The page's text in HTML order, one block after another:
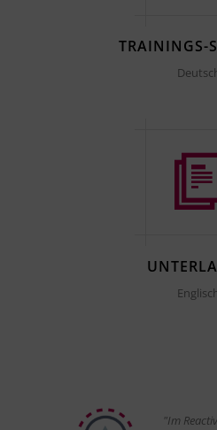
TRAININGS-
"Im